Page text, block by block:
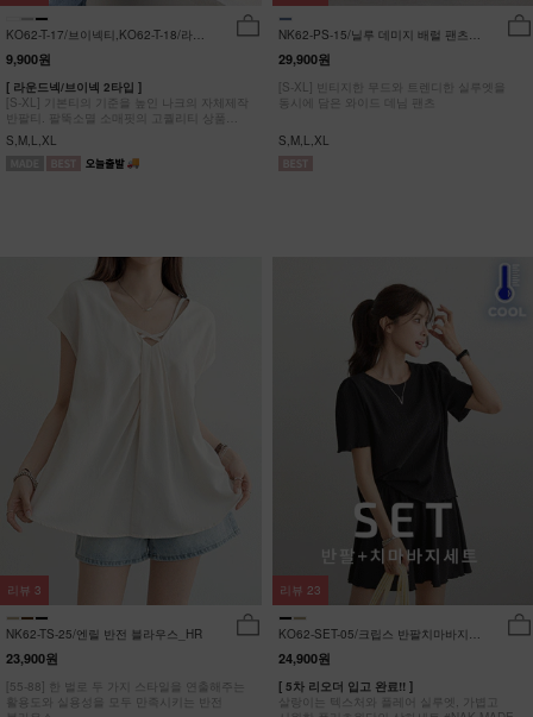
KO62-T-17/브이넥티,KO62-T-18/라운
드티_YN
9,900원
[ 라운드넥/브이넥 2타입 ]
[S-XL] 기본티의 기준을 높인 나크의 자체제작
반팔티. 팔뚝소멸 소매핏의 고퀄리티 상품
#NAK MADE.
S,M,L,XL
NK62-PS-15/닐루 데미지 배럴 팬츠
_HR
29,900원
[S-XL] 빈티지한 무드와 트렌디한 실루엣을
동시에 담은 와이드 데님 팬츠
S,M,L,XL
NK62-TS-25/엔릴 반전 블라우스_HR
23,900원
[55-88] 한 벌로 두 가지 스타일을 연출해주는
활용도와 실용성을 모두 만족시키는 반전
리뷰 3
KO62-SET-05/크립스 반팔치마바지세
트_HR
24,900원
[ 5차 리오더 입고 완료!! ]
살랑이는 텍스처와 플레어 실루엣, 가볍고
리뷰 23